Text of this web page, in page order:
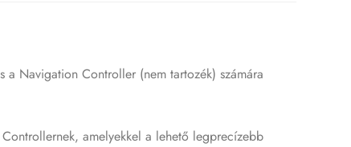
Navigation Controller (nem tartozék) számára
amelyekkel a lehető legprecízebb